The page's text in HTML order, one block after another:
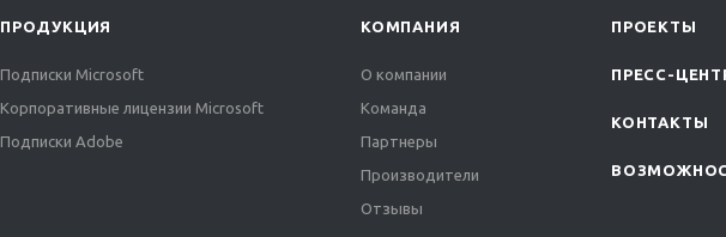
ПРОДУКЦИЯ
Подписки Microsoft
Корпоративные лицензии Microsoft
Подписки Adobe
КОМПАНИЯ
О компании
Команда
Партнеры
Производители
Отзывы
ПРОЕКТЫ
ПРЕСС-
КОНТАКТЫ